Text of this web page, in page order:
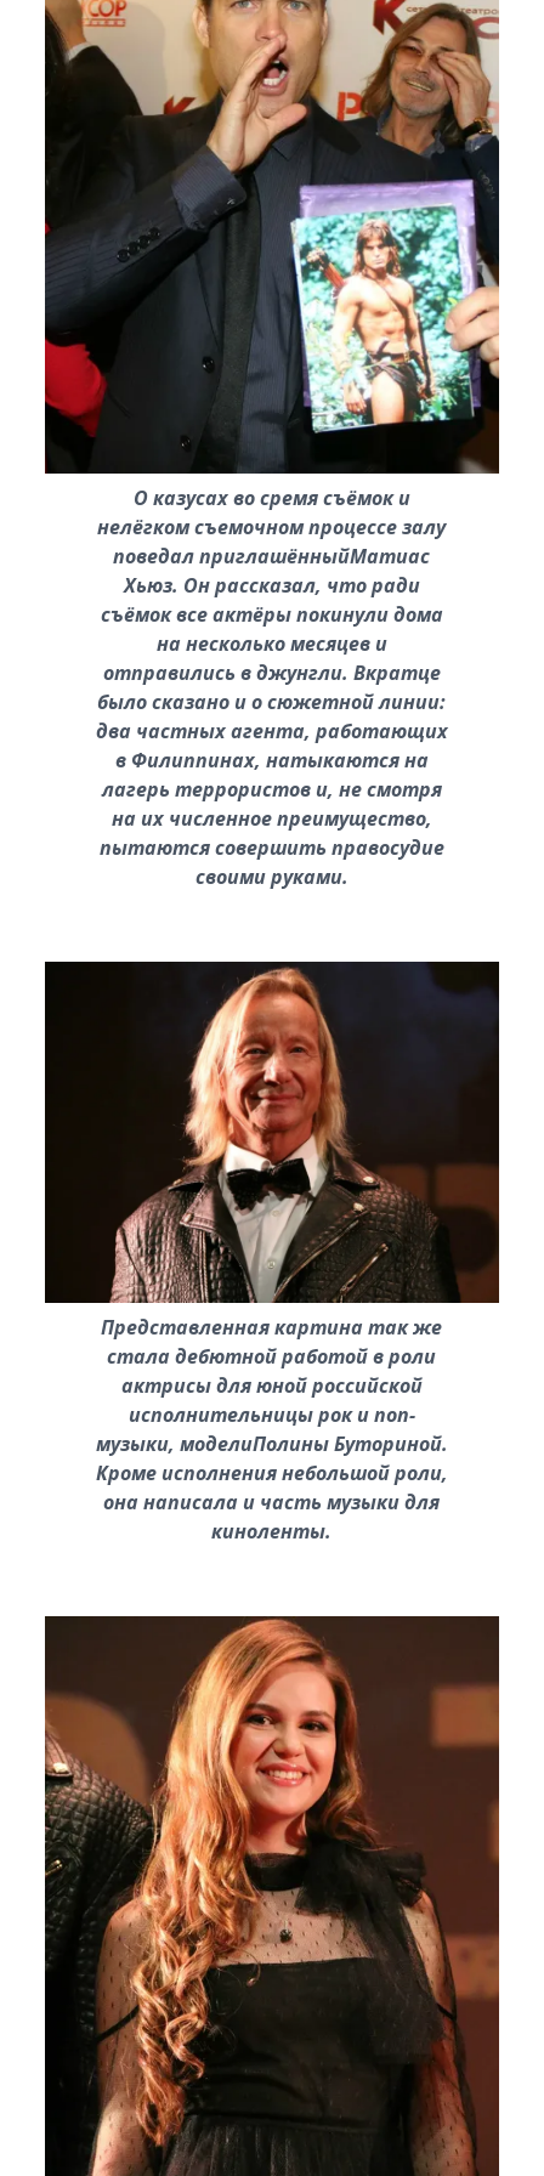
О казусах во сремя съёмок и
нелёгком съемочном процессе залу
поведал приглашённыйМатиас
Хьюз. Он рассказал, что ради
съёмок все актёры покинули дома
на несколько месяцев и
отправились в джунгли. Вкратце
было сказано и о сюжетной линии:
два частных агента, работающих
в Филиппинах, натыкаются на
лагерь террористов и, не смотря
на их численное преимущество,
пытаются совершить правосудие
своими руками.
Представленная картина так же
стала дебютной работой в роли
актрисы для юной российской
исполнительницы рок и поп-
музыки, моделиПолины Буториной.
Кроме исполнения небольшой роли,
она написала и часть музыки для
киноленты.